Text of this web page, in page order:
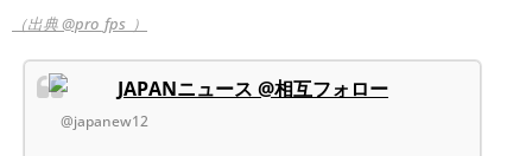
（出典 @pro_fps_）
JAPANニュース @相互フォロー
@japanew12